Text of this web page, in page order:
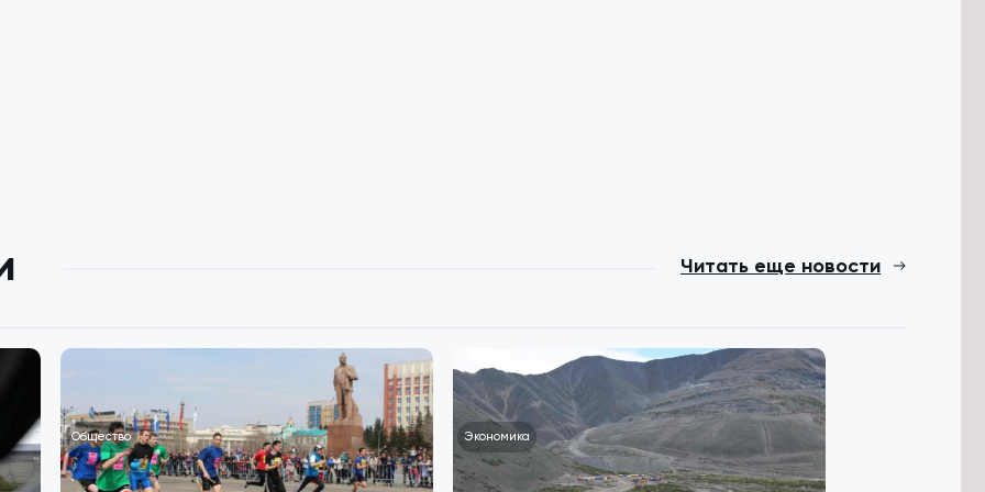
Читать еще новости
Общество Экономика